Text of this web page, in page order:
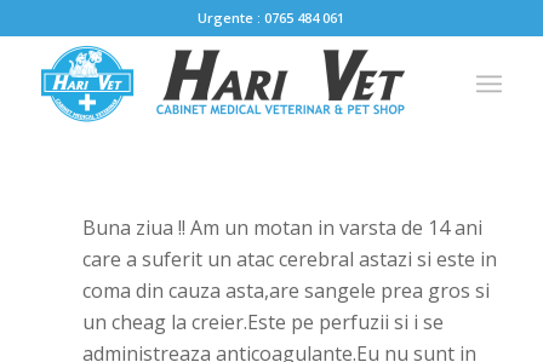
Urgente : 0765 484 061
Buna ziua !! Am un motan in varsta de 14 ani
care a suferit un atac cerebral astazi si este in
coma din cauza asta,are sangele prea gros si
un cheag la creier.Este pe perfuzii si i se
administreaza anticoagulante.Eu nu sunt in